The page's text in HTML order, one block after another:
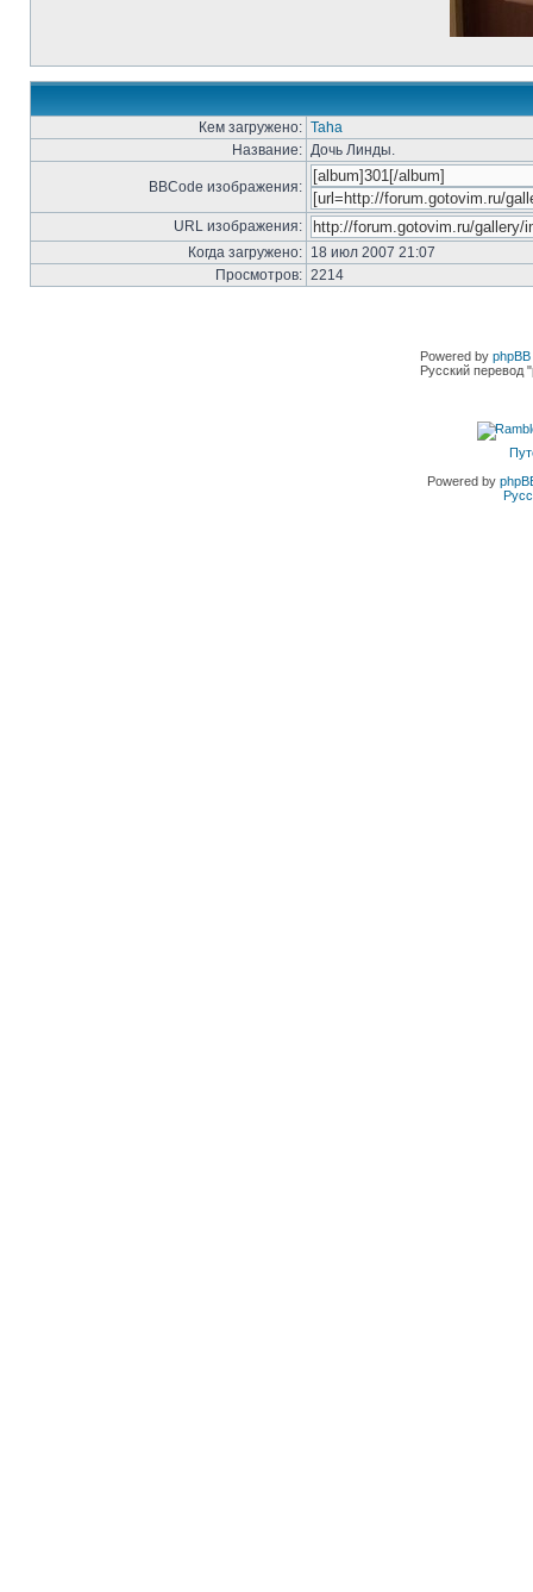
Кем загружено: Taha
Название: Дочь Линды.
BBCode изображения:
URL изображения:
Когда загружено: 18 июл 2007 21:07
Просмотров: 2214
Powered by
Русский перевод
Powered by